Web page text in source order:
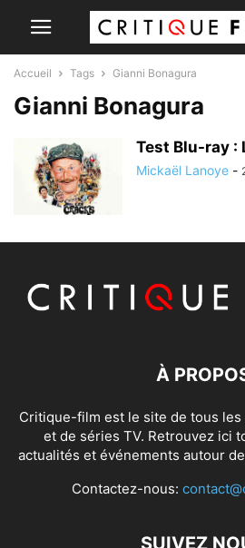
Accueil Tags Gianni Bonagura
Gianni Bonagura
Test Blu-ray :
Mickaël Lanoye -
À
Critique-film est le site de tous les
et de séries TV. Retrouvez ici
actualités et événements autour
Contactez-nous:
SUIVEZ